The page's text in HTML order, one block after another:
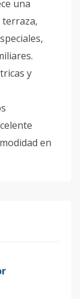
una
terraza,
y
en